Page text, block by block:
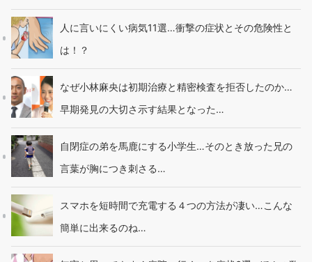
人に言いにくい病気11選…衝撃の症状とその危険性と
は！？
なぜ小林麻央は初期治療と精密検査を拒否したのか…
早期発見の大切さ示す結果となった…
自閉症の弟を馬鹿にする小学生…そのとき放った兄の
言葉が胸につき刺さる…
スマホを短時間で充電する４つの方法が凄い…こんな
簡単に出来るのね…